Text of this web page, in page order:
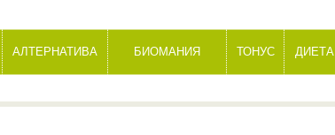
АЛТЕРНАТИВА БИОМАНИЯ ТОНУС ДИЕТА